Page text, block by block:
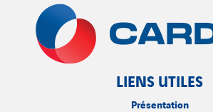
LIENS UTILES
Présentation